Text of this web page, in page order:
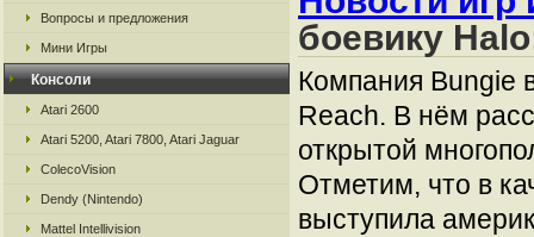
Вопросы и предложения
Мини Игры
Консоли
Atari 2600
Atari 5200, Atari 7800, Atari Jaguar
ColecoVision
Dendy (Nintendo)
Mattel Intellivision
боевику
Компания Bungie
Reach. В нём
открытой
Отметим, что в
выступила